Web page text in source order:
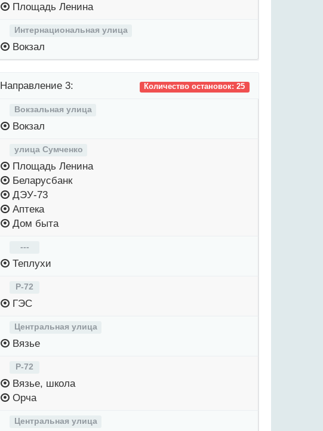
Площадь Ленина
Интернациональная улица
Вокзал
Количество остановок: 25
Направление 3:
Вокзальная улица
Вокзал
улица Сумченко
Площадь Ленина
Беларусбанк
ДЭУ-73
Аптека
Дом быта
---
Теплухи
Р-72
ГЭС
Центральная улица
Вязье
Р-72
Вязье, школа
Орча
Центральная улица